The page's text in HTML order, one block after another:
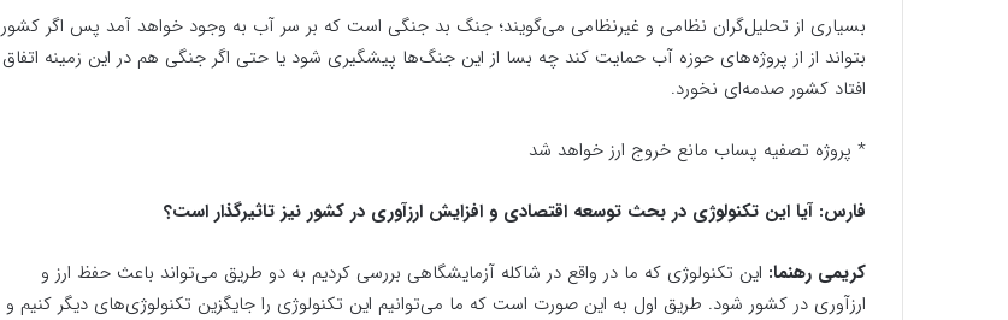
بسیاری از تحلیل‌گران نظامی و غیر‌نظامی می‌گویند؛ جنگ بد جنگی است که بر سر آب به وجود خواهد آمد پس اگر کشور
بتواند از از پروژه‌های حوزه آب حمایت کند چه بسا از این جنگ‌ها پیشگیری شود یا حتی اگر جنگی هم در این زمینه اتفاق
افتاد کشور صدمه‌ای نخورد.
* پروژه تصفیه پساب مانع خروج ارز خواهد شد
فارس: آیا این تکنولوژی در بحث توسعه اقتصادی و افزایش ارزآوری در کشور نیز تاثیرگذار است؟
کریمی رهنما: این تکنولوژی که ما در واقع در شاکله آزمایشگاهی بررسی کردیم به دو طریق می‌تواند باعث حفظ ارز و
ارز‌آوری در کشور شود. طریق اول به این صورت است که ما می‌توانیم این تکنولوژی را جایگزین تکنولوژی‌های دیگر کنیم و